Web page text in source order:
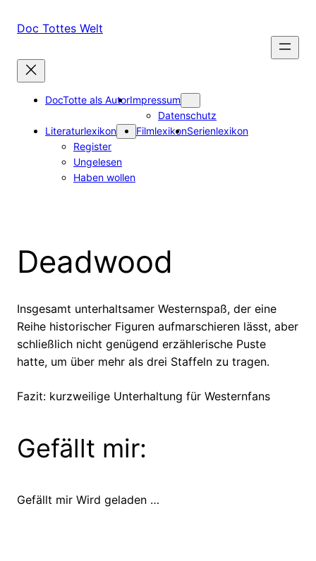
InhaltDoc Tottes Welt
DocTotte als AutorImpressum
Datenschutz
Literaturlexikon
Register
Ungelesen
Haben wollen
FilmlexikonSerienlexikon
Deadwood
Insgesamt unterhaltsamer Westernspaß, der eine
Reihe historischer Figuren aufmarschieren lässt, aber
schließlich nicht genügend erzählerische Puste
hatte, um über mehr als drei Staffeln zu tragen.
Fazit: kurzweilige Unterhaltung für Westernfans
Gefällt mir:
Gefällt mir Wird geladen …